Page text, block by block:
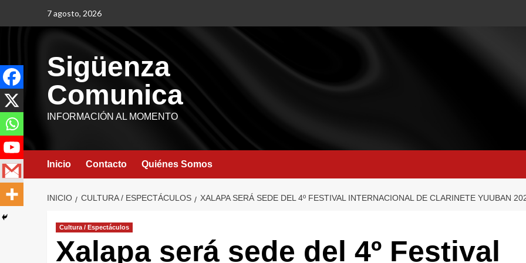
7 agosto, 2026
Sigüenza
Comunica
INFORMACIÓN AL MOMENTO
Inicio Contacto Quiénes Somos
INICIO CULTURA / ESPECTÁCULOS XALAPA SERÁ SEDE DEL 4º FESTIVAL INTERNACIONAL DE CLARINETE YUUBAN
Cultura / Espectáculos
Xalapa será sede del 4º Festival